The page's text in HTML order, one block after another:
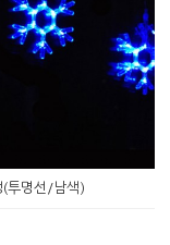
(투명선/남색)